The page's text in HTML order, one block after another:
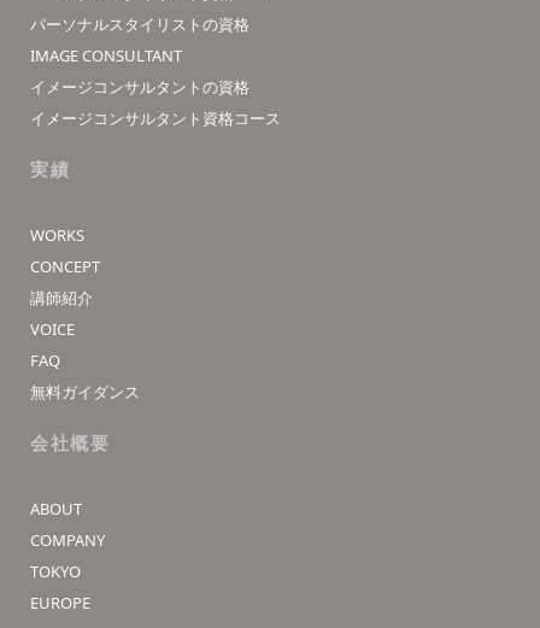
パーソナルスタイリストの資格
IMAGE CONSULTANT
イメージコンサルタントの資格
イメージコンサルタント資格コース
実績
WORKS
CONCEPT
講師紹介
VOICE
FAQ
無料ガイダンス
会社概要
ABOUT
COMPANY
TOKYO
EUROPE